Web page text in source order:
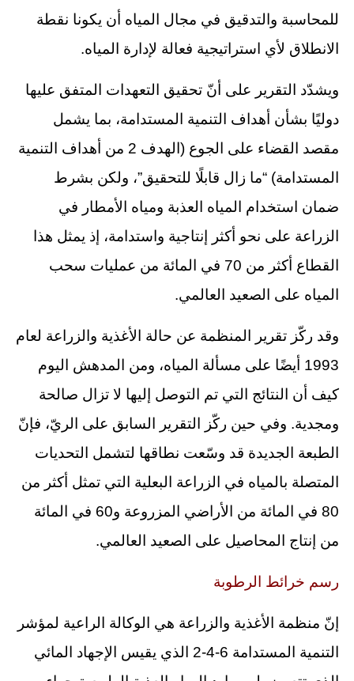
للمحاسبة والتدقيق في مجال المياه أن يكونا نقطة
الانطلاق لأي استراتيجية فعالة لإدارة المياه.
ويشدّد التقرير على أنّ تحقيق التعهدات المتفق عليها
دوليًا بشأن أهداف التنمية المستدامة، بما يشمل
مقصد القضاء على الجوع (الهدف 2 من أهداف التنمية
المستدامة) “ما زال قابلًا للتحقيق”، ولكن بشرط
ضمان استخدام المياه العذبة ومياه الأمطار في
الزراعة على نحو أكثر إنتاجية واستدامة، إذ يمثل هذا
القطاع أكثر من 70 في المائة من عمليات سحب
المياه على الصعيد العالمي.
وقد ركّز تقرير المنظمة عن حالة الأغذية والزراعة لعام
1993 أيضًا على مسألة المياه، ومن المدهش اليوم
كيف أن النتائج التي تم التوصل إليها لا تزال صالحة
ومجدية. وفي حين ركّز التقرير السابق على الريّ، فإنّ
الطبعة الجديدة قد وسّعت نطاقها لتشمل التحديات
المتصلة بالمياه في الزراعة البعلية التي تمثل أكثر من
80 في المائة من الأراضي المزروعة و60 في المائة
من إنتاج المحاصيل على الصعيد العالمي.
رسم خرائط الرطوبة
إنّ منظمة الأغذية والزراعة هي الوكالة الراعية لمؤشر
التنمية المستدامة 6-4-2 الذي يقيس الإجهاد المائي